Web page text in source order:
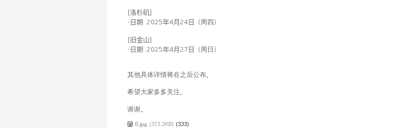
洛杉矶
- 日期 : 2025年4月 24 日（ 周四 ）
旧金山
- 日期 : 2025年4月 27 日（ 周日 ）
其他具体详情将在之后公布。
希望大家多多关注。
谢谢
0.jpg (373.2KB) (333)